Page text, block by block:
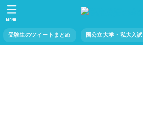
受験生のツイートまとめ 国公立大学・私大入試
MENU